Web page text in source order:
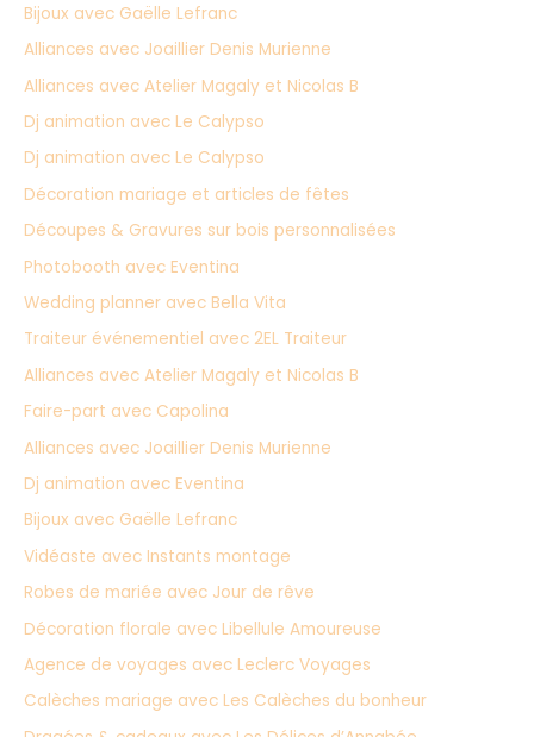
c
h
e
r
:
Bijoux avec Gaëlle Lefranc
Alliances avec Joaillier Denis Murienne
Alliances avec Atelier Magaly et Nicolas B
Dj animation avec Le Calypso
Dj animation avec Le Calypso
Décoration mariage et articles de fêtes
Découpes & Gravures sur bois personnalisées
Photobooth avec Eventina
Wedding planner avec Bella Vita
Traiteur événementiel avec 2EL Traiteur
Alliances avec Atelier Magaly et Nicolas B
Faire-part avec Capolina
Alliances avec Joaillier Denis Murienne
Dj animation avec Eventina
Bijoux avec Gaëlle Lefranc
Vidéaste avec Instants montage
Robes de mariée avec Jour de rêve
Décoration florale avec Libellule Amoureuse
Agence de voyages avec Leclerc Voyages
Calèches mariage avec Les Calèches du bonheur